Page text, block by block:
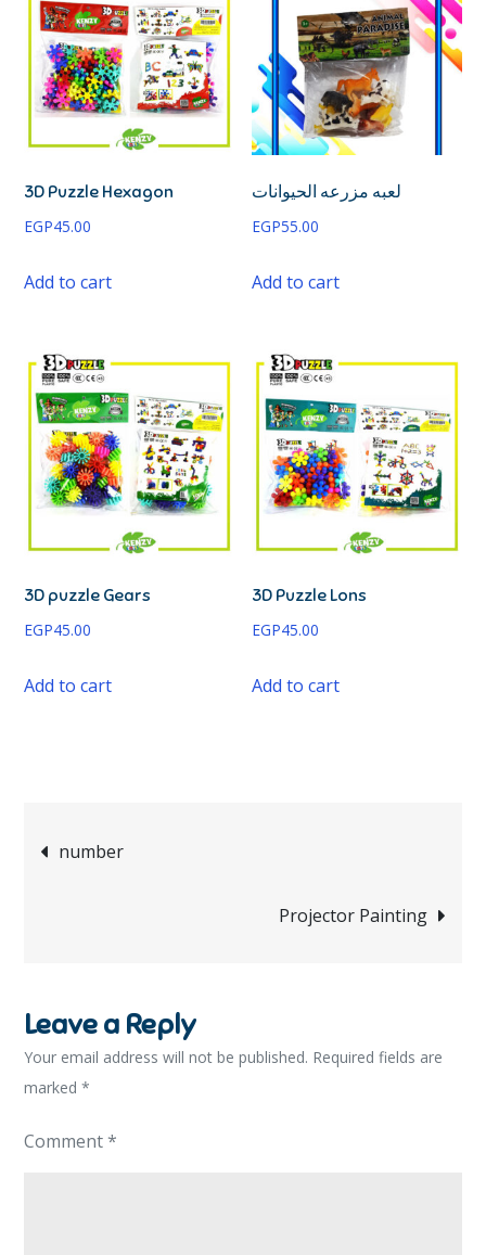
3D Puzzle Hexagon
EGP45.00
Add to cart
لعبه مزرعه الحيوانات
EGP55.00
Add to cart
3D puzzle Gears
EGP45.00
Add to cart
3D Puzzle Lons
EGP45.00
Add to cart
number
Projector Painting
Leave a Reply
Your email address will not be published. Required fields are
marked*
Comment*